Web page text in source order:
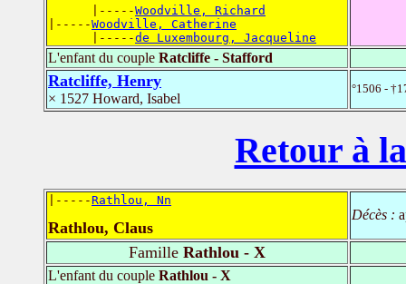
      |-----
Woodville, Richard
|-----Woodville, Catherine
      |-----
de Luxembourg, Jacqueline
L'enfant du couple Ratcliffe - Stafford
Ratcliffe, Henry
× 1527 Howard, Isabel
°1506 -
Retour à
|-----Rathlou, Nn
Rathlou, Claus
Décès :
Famille Rathlou - X
L'enfant du couple Rathlou - X